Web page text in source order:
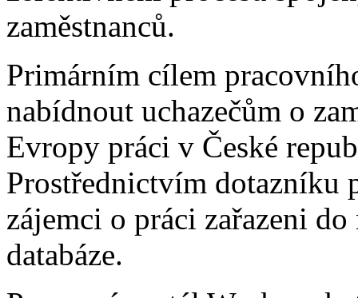
zaměstnanců.
Primárním cílem
nabídnout uchazečům o
Evropy práci v České
Prostřednictvím dotazníku
zájemci o práci zařazeni
databáze.